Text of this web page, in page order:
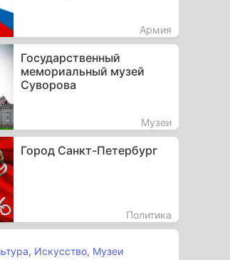
Армия
Государственный
мемориальный музей
Суворова
Музеи
Город Санкт-Петербург
Политика
, Искусство, Музеи